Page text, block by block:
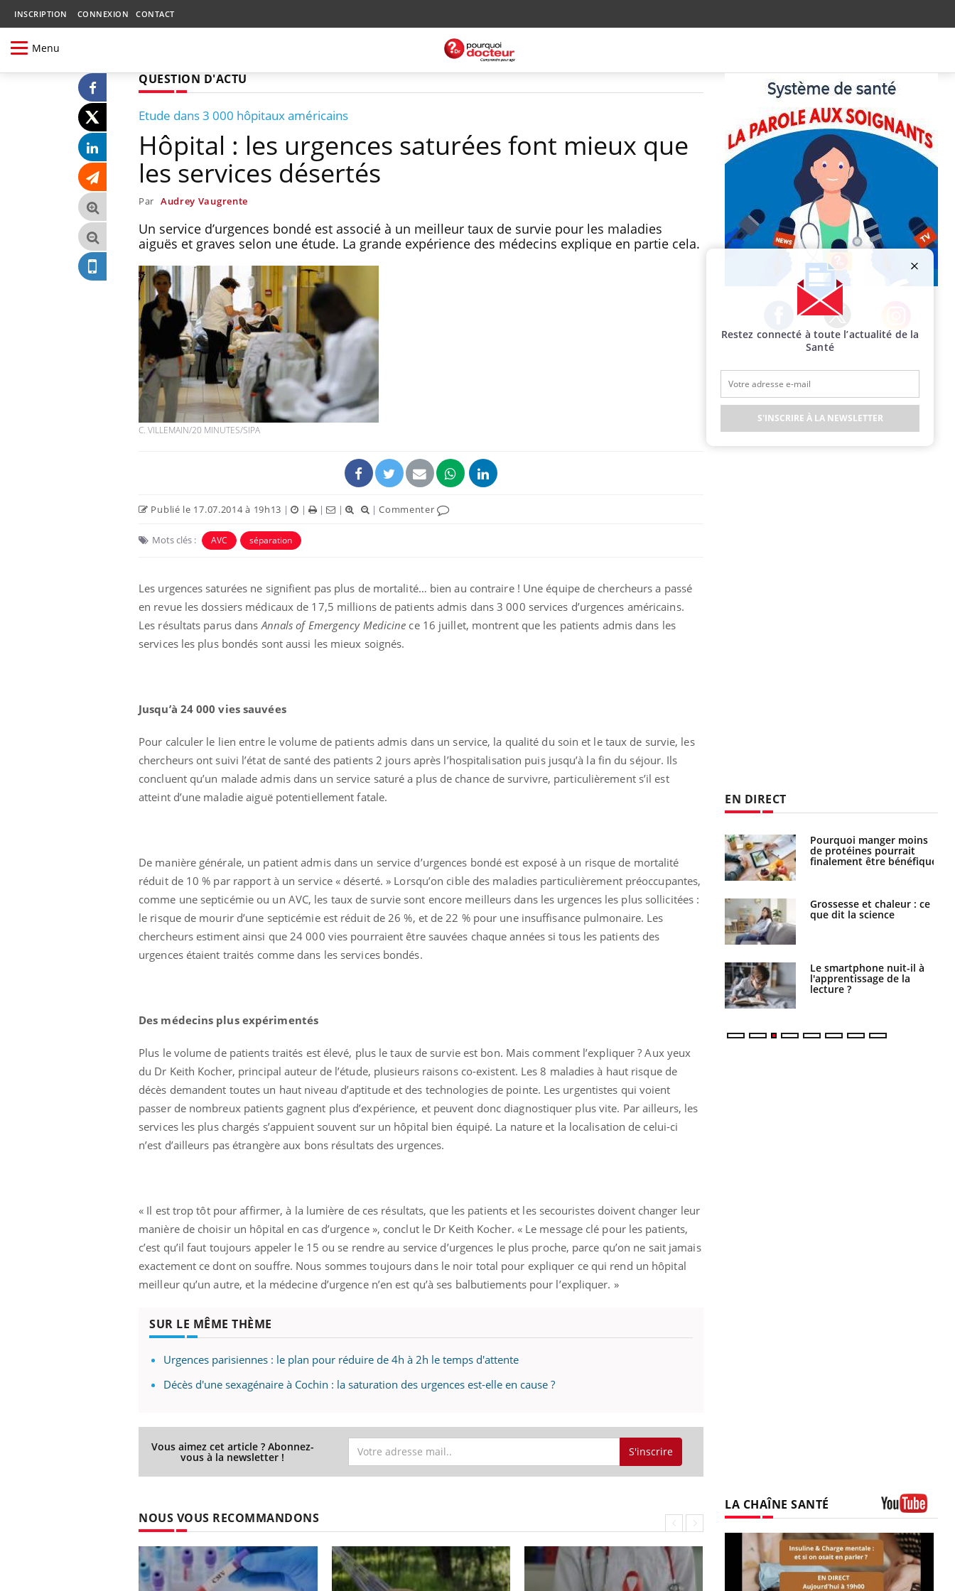
INSCRIPTION CONNEXION CONTACT
Menu
QUESTION D'ACTU
Etude dans 3 000 hôpitaux américains
Hôpital : les urgences saturées font mieux que
les services désertés
Par Audrey Vaugrente
Un service d’urgences bondé est associé à un meilleur taux de survie pour les maladies
aiguës et graves selon une étude. La grande expérience des médecins explique en partie cela.
C. VILLEMAIN/20 MINUTES/SIPA
Publié le 17.07.2014 à 19h13 | | | | |Commenter
Mots clés : AVC séparation
Les urgences saturées ne signifient pas plus de mortalité… bien au contraire ! Une équipe de chercheurs a passé
en revue les dossiers médicaux de 17,5 millions de patients admis dans 3 000 services d’urgences américains.
Les résultats parus dans Annals of Emergency Medicine ce 16 juillet, montrent que les patients admis dans les
services les plus bondés sont aussi les mieux soignés.
Jusqu’à 24 000 vies sauvées
Pour calculer le lien entre le volume de patients admis dans un service, la qualité du soin et le taux de survie, les
chercheurs ont suivi l’état de santé des patients 2 jours après l’hospitalisation puis jusqu’à la fin du séjour. Ils
concluent qu’un malade admis dans un service saturé a plus de chance de survivre, particulièrement s’il est
atteint d’une maladie aiguë potentiellement fatale.
De manière générale, un patient admis dans un service d’urgences bondé est exposé à un risque de mortalité
réduit de 10 % par rapport à un service « déserté. » Lorsqu’on cible des maladies particulièrement préoccupantes,
comme une septicémie ou un AVC, les taux de survie sont encore meilleurs dans les urgences les plus sollicitées :
le risque de mourir d’une septicémie est réduit de 26 %, et de 22 % pour une insuffisance pulmonaire. Les
chercheurs estiment ainsi que 24 000 vies pourraient être sauvées chaque années si tous les patients des
urgences étaient traités comme dans les services bondés.
Des médecins plus expérimentés
Plus le volume de patients traités est élevé, plus le taux de survie est bon. Mais comment l’expliquer ? Aux yeux
du Dr Keith Kocher, principal auteur de l’étude, plusieurs raisons co-existent. Les 8 maladies à haut risque de
décès demandent toutes un haut niveau d’aptitude et des technologies de pointe. Les urgentistes qui voient
passer de nombreux patients gagnent plus d’expérience, et peuvent donc diagnostiquer plus vite. Par ailleurs, les
services les plus chargés s’appuient souvent sur un hôpital bien équipé. La nature et la localisation de celui-ci
n’est d’ailleurs pas étrangère aux bons résultats des urgences.
« Il est trop tôt pour affirmer, à la lumière de ces résultats, que les patients et les secouristes doivent changer leur
manière de choisir un hôpital en cas d’urgence », conclut le Dr Keith Kocher. « Le message clé pour les patients,
c’est qu’il faut toujours appeler le 15 ou se rendre au service d’urgences le plus proche, parce qu’on ne sait jamais
exactement ce dont on souffre. Nous sommes toujours dans le noir total pour expliquer ce qui rend un hôpital
meilleur qu’un autre, et la médecine d’urgence n’en est qu’à ses balbutiements pour l’expliquer. »
SUR LE MÊME THÈME
Urgences parisiennes : le plan pour réduire de 4h à 2h le temps d'attente
Décès d'une sexagénaire à Cochin : la saturation des urgences est-elle en cause ?
Vous aimez cet article ? Abonnez-
vous à la newsletter ! S'inscrire
NOUS VOUS RECOMMANDONS
Facebook Twitter Instagram
EN DIRECT
charge des femmes
La sieste empêche-t-elle
de dormir la nuit ?
jours de vos vacances ?
Fortes chaleurs :
pourquoi le risque de
noyade grimpe-t-il ?
Pourquoi manger moins
de protéines pourrait
finalement être bénéfique
Grossesse et chaleur : ce
que dit la science
Le smartphone nuit-il à
l'apprentissage de la
lecture ?
LA CHAÎNE SANTÉ
Restez connecté à toute l’actualité de la
Santé
S'INSCRIRE À LA NEWSLETTER